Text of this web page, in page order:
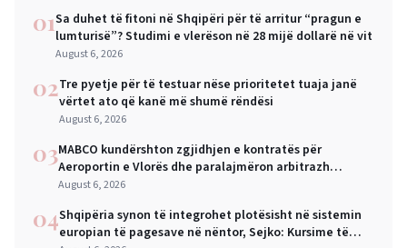
01Sa duhet të fitoni në Shqipëri për të arritur “pragun e
lumturisë”? Studimi e vlerëson në 28 mijë dollarë në vit
August 6, 2026
02Tre pyetje për të testuar nëse prioritetet tuaja janë
vërtet ato që kanë më shumë rëndësi
August 6, 2026
03MABCO kundërshton zgjidhjen e kontratës për
Aeroportin e Vlorës dhe paralajmëron arbitrazh
ndërkombëtar
August 6, 2026
04Shqipëria synon të integrohet plotësisht në sistemin
europian të pagesave në nëntor, Sejko: Kursime të